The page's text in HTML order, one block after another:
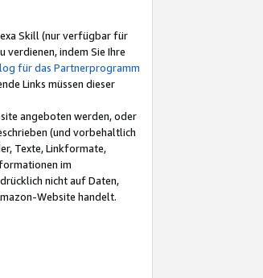
Skill (nur verfügbar für
verdienen, indem Sie Ihre
für das Partnerprogramm
Links müssen dieser
angeboten werden, oder
(und vorbehaltlich
Texte, Linkformate,
im
nicht auf Daten,
Website handelt.